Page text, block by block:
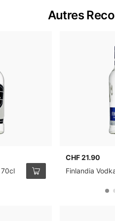
Autres
70cl
CHF 21.90
Finlandia